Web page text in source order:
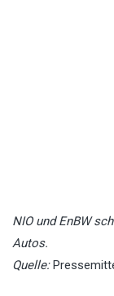
NIO und EnBW
Autos.
Quelle: